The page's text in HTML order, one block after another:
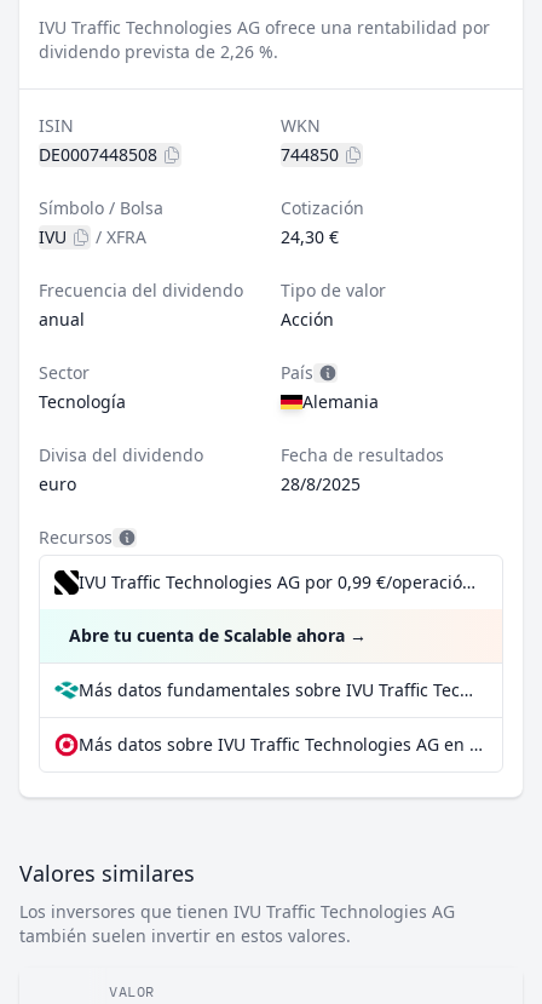
IVU Traffic Technologies AG ofrece una rentabilidad por
dividendo prevista de 2,26 %.
ISIN
DE0007448508
WKN
744850
Símbolo / Bolsa
IVU
/ XFRA
Cotización
24,30 €
Frecuencia del dividendo
anual
Tipo de valor
Acción
Sector
Tecnología
País
Alemania
Divisa del dividendo
euro
Fecha de resultados
28/8/2025
Recursos
IVU Traffic Technologies AG por 0,99 €/operación, incluido el Dividend Reinvestment Plan
Abre tu cuenta de Scalable ahora →
Más datos fundamentales sobre IVU Traffic Technologies AG en Parqet
Más datos sobre IVU Traffic Technologies AG en extraETF
Valores similares
Los inversores que tienen IVU Traffic Technologies AG
también suelen invertir en estos valores.
VALOR